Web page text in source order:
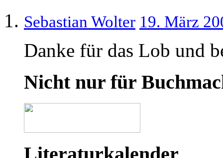
Sebastian Wolter 19. März
Danke für das Lob und
Nicht nur für